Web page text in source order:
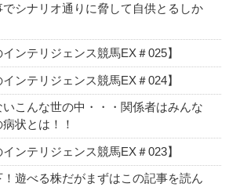
シナリオ通りに脅して自供とるしか
ンテリジェンス競馬EX＃025】
ンテリジェンス競馬EX＃024】
こんな世の中・・・関係者はみんな
状とは！！
ンテリジェンス競馬EX＃023】
遊べる株だがまずはこの記事を読ん